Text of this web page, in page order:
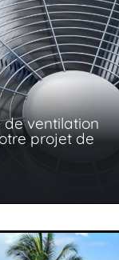
de ventilation
projet de